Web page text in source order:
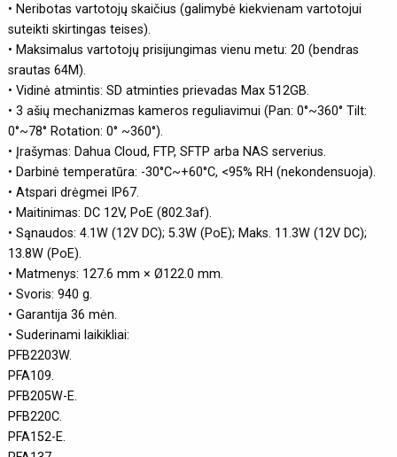
• Neribotas vartotojų skaičius (galimybė kiekvienam vartotojui
suteikti skirtingas teises).
• Maksimalus vartotojų prisijungimas vienu metu: 20 (bendras
srautas 64M).
• Vidinė atmintis: SD atminties prievadas Max 512GB.
• 3 ašių mechanizmas kameros reguliavimui (Pan: 0°~360° Tilt:
0°~78° Rotation: 0° ~360°).
• Įrašymas: Dahua Cloud, FTP, SFTP arba NAS serverius.
• Darbinė temperatūra: -30°C~+60°C, <95% RH (nekondensuoja).
• Atspari drėgmei IP67.
• Maitinimas: DC 12V, PoE (802.3af).
• Sąnaudos: 4.1W (12V DC); 5.3W (PoE); Maks. 11.3W (12V DC);
13.8W (PoE).
• Matmenys: 127.6 mm × Ø122.0 mm.
• Svoris: 940 g.
• Garantija 36 mėn.
• Suderinami laikikliai:
PFB2203W.
PFA109.
PFB205W-E.
PFB220C.
PFA152-E.